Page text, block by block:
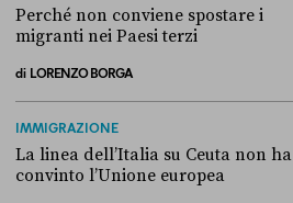
Perché non conviene spostare i
migranti nei Paesi terzi
di LORENZO BORGA
IMMIGRAZIONE
La linea dell’Italia su Ceuta non ha
convinto l’Unione europea